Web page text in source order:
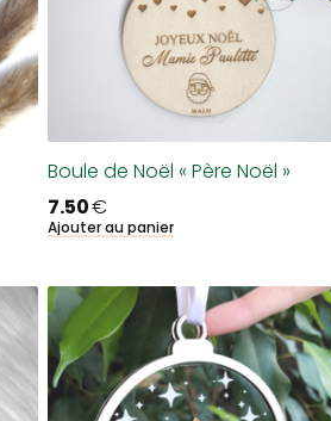
Boule de Noël « Père Noël »
7.50€
Ajouter au panier